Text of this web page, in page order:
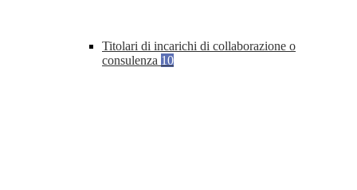
Titolari di incarichi di collaborazione o
consulenza 10